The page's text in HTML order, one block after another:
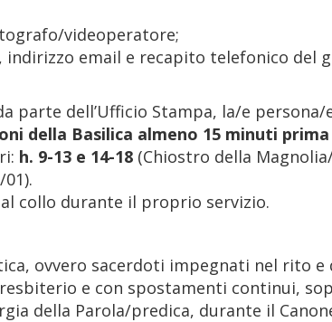
videoperatore;
email e recapito telefonico del
parte dell’Ufficio Stampa, la/e
della Basilica almeno 15 minuti prima
h. 9-13 e 14-18(Chiostro della
collo durante il proprio servizio.
ovvero sacerdoti impegnati nel rito e
e con spostamenti continui,
della Parola/predica, durante il